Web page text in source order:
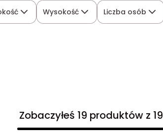
Wysokość Liczba osób
Zobaczyłeś 19 produktów z 19